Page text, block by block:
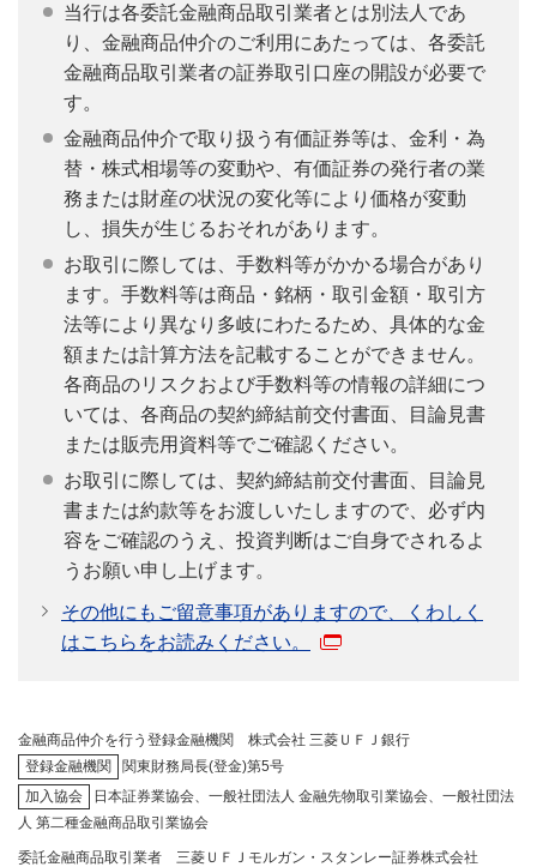
当行は各委託金融商品取引業者とは別法人であ
り、金融商品仲介のご利用にあたっては、各委託
金融商品取引業者の証券取引口座の開設が必要で
す。
金融商品仲介で取り扱う有価証券等は、金利・為
替・株式相場等の変動や、有価証券の発行者の業
務または財産の状況の変化等により価格が変動
し、損失が生じるおそれがあります。
お取引に際しては、手数料等がかかる場合があり
ます。手数料等は商品・銘柄・取引金額・取引方
法等により異なり多岐にわたるため、具体的な金
額または計算方法を記載することができません。
各商品のリスクおよび手数料等の情報の詳細につ
いては、各商品の契約締結前交付書面、目論見書
または販売用資料等でご確認ください。
お取引に際しては、契約締結前交付書面、目論見
書または約款等をお渡しいたしますので、必ず内
容をご確認のうえ、投資判断はご自身でされるよ
うお願い申し上げます。
その他にもご留意事項がありますので、くわしく
はこちらをお読みください。
金融商品仲介を行う登録金融機関 株式会社 三菱ＵＦＪ銀行
登録金融機関
関東財務局長(登金)第5号
加入協会
日本証券業協会、一般社団法人 金融先物取引業協会、一般社団法
人 第二種金融商品取引業協会
委託金融商品取引業者 三菱ＵＦＪモルガン・スタンレー証券株式会社